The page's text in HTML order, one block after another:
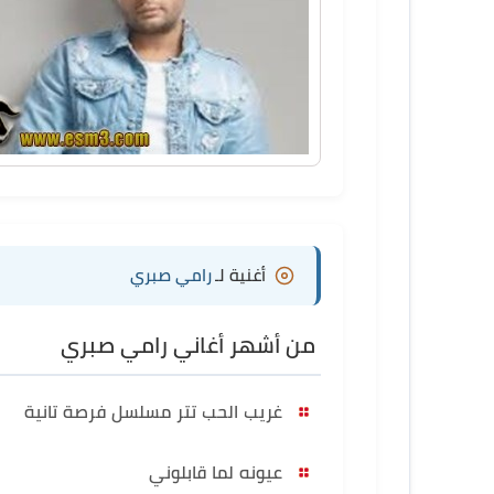
أغنية لـرامي صبري
من أشهر أغاني رامي صبري
غريب الحب تتر مسلسل فرصة تانية
عيونه لما قابلوني